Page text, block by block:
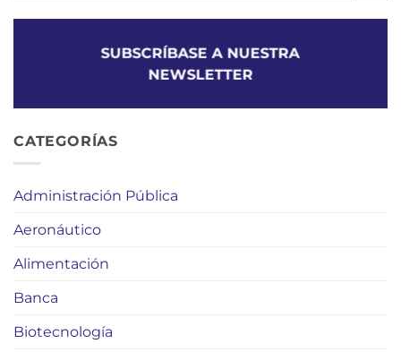
SUBSCRÍBASE A NUESTRA
NEWSLETTER
CATEGORÍAS
Administración Pública
Aeronáutico
Alimentación
Banca
Biotecnología